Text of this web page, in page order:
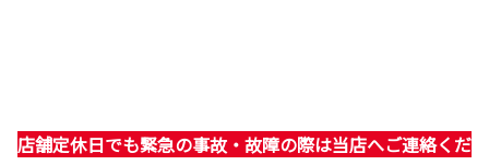
店舗定休日でも緊急の事故・故障の際は当店へご連絡くだ